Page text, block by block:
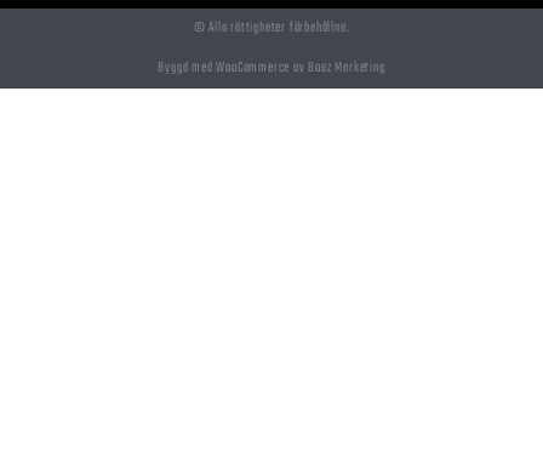
© Alla rättigheter förbehållna.
Byggd med WooCommerce av Boaz Marketing